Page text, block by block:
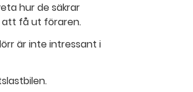
hur de säkrar
att få ut föraren.
är inte intressant i